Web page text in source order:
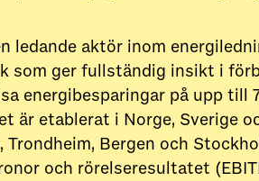
ledande aktör inom
som ger fullständig insikt i
energibesparingar på upp till
är etablerat i Norge, Sverige
Bergen och
och rörelseresultatet